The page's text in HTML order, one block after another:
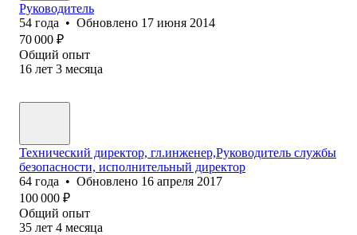
Руководитель
54 года • Обновлено 17 июня 2014
70 000 ₽
Общий опыт
16 лет 3 месяца
Технический директор, гл.инженер,Руководитель службы
безопасности, исполнительный директор
64 года • Обновлено 16 апреля 2017
100 000 ₽
Общий опыт
35 лет 4 месяца